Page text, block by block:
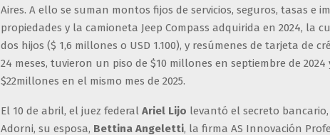
Aires. A ello se suman montos fijos de servicios, seguros, tasas e
propiedades y la camioneta Jeep Compass adquirida en 2024, la
dos hijos ($ 1,6 millones o USD 1.100), y resúmenes de tarjeta de
24 meses, tuvieron un piso de $10 millones en septiembre de 2024
$22millones en el mismo mes de 2025.
El 10 de abril, el juez federal Ariel Lijo levantó el secreto
Adorni, su esposa, Bettina Angeletti, la firma AS Innovación